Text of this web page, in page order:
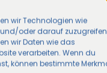
wir Technologien wie
oder darauf
wir Daten wie das
verarbeiten. Wenn du
können bestimmte